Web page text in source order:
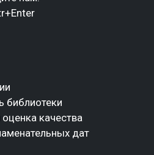
библиотеки
качества
дат